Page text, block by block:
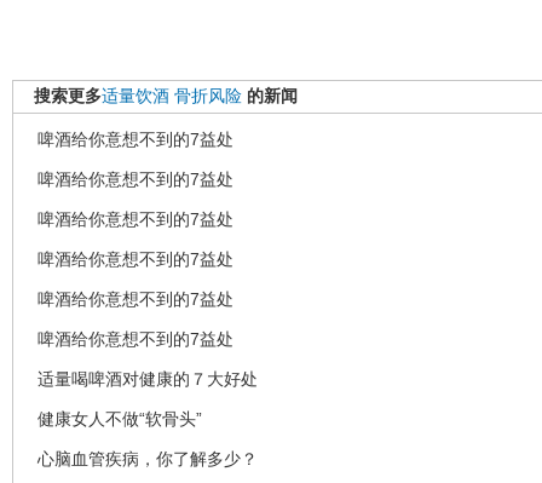
搜索更多适量饮酒 骨折风险 的新闻
啤酒给你意想不到的7益处
啤酒给你意想不到的7益处
啤酒给你意想不到的7益处
啤酒给你意想不到的7益处
啤酒给你意想不到的7益处
啤酒给你意想不到的7益处
适量喝啤酒对健康的７大好处
健康女人不做“软骨头”
心脑血管疾病，你了解多少？